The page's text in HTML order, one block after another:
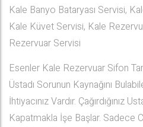
Kale Banyo Bataryası Servisi,
Kale Küvet Servisi, Kale
Rezervuar Servisi
Esenler Kale Rezervuar Sifon
Üstadı Sorunun Kaynağını
İhtiyacınız Vardır. Çağırdığınız
Kapatmakla İşe Başlar. Sadece